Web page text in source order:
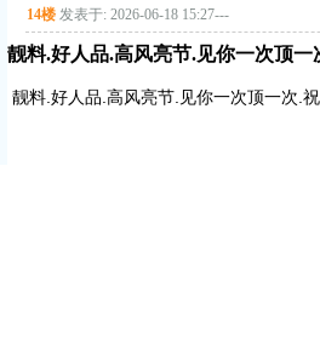
14楼 发表于: 2026-06-18 15:27---
靓料.好人品.高风亮节.见你一次顶一
靓料.好人品.高风亮节.见你一次顶一次.